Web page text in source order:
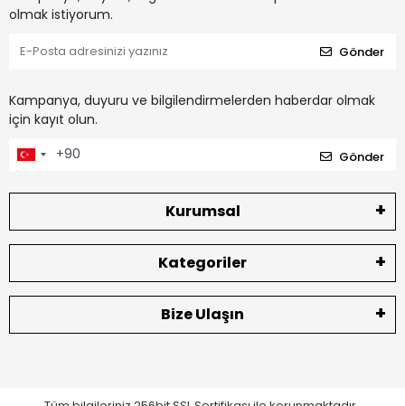
olmak istiyorum.
Gönder
Kampanya, duyuru ve bilgilendirmelerden haberdar olmak
için kayıt olun.
Gönder
Kurumsal
Kategoriler
Bize Ulaşın